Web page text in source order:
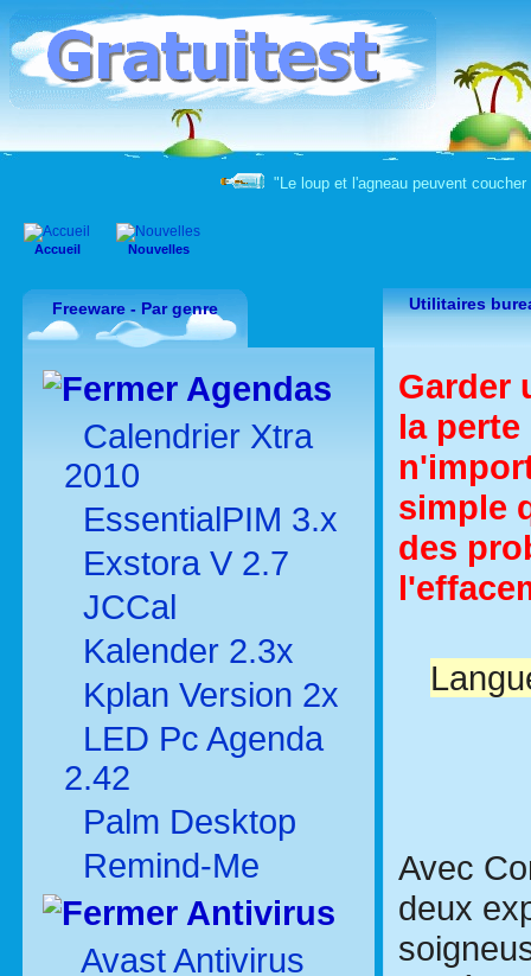
"Le loup et l'agneau peuvent
Accueil Nouvelles
Freeware - Par genre
Agendas
Calendrier Xtra
2010
EssentialPIM 3.x
Exstora V 2.7
JCCal
Kalender 2.3x
Kplan Version 2x
LED Pc Agenda
2.42
Palm Desktop
Remind-Me
Antivirus
Avast Antivirus
Utilitaires
Garder
la
simple
des
Avec
deux